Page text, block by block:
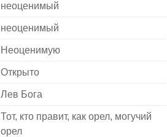
неоценимый
неоценимый
Неоценимую
Открыто
Лев Бога
Тот, кто правит, как орел, могучий
орел